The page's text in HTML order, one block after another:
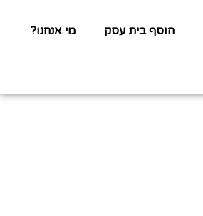
הוסף בית עסק מי אנחנו?